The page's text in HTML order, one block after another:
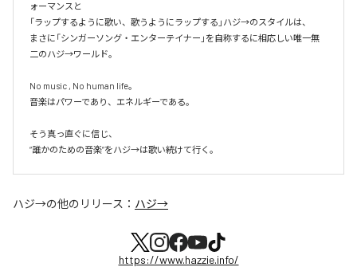
ォーマンスと
「ラップするように歌い、歌うようにラップする」ハジ→のスタイルは、
まさに「シンガーソング・エンターテイナー」を自称するに相応しい唯一無
二のハジ→ワールド。
No music , No human life。
音楽はパワーであり、エネルギーである。
そう真っ直ぐに信じ、
ハジ→の他のリリース： ハジ→
https://www.hazzie.info/